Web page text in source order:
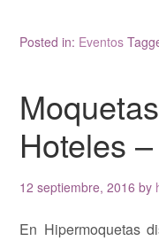
Posted in: Eventos
Hoteles
12 septiembre, 2016 by
En Hipermoquetas